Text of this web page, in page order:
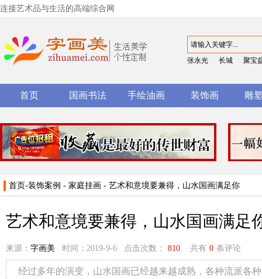
连接艺术品与生活的高端综合网
张永光 长城 聚宝
首页 国画书法 手绘油画 装饰画 雕
首页-装饰案例 - 家庭挂画 - 艺术和意境要兼得，山水国画满足你
艺术和意境要兼得，山水国画满足
来源： 字画美 时间：2019-9-6 点击次数： 810 共有 0 条评论
经过多年的演变，山水国画已经越来越成熟，各种流派各